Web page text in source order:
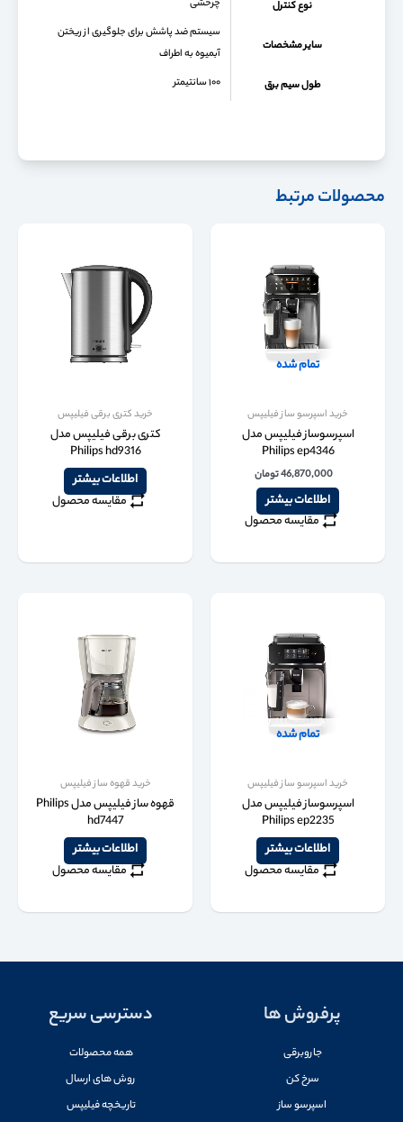
نوع کنترل چرخشی
سایر مشخصات
سیستم ضد پاشش برای جلوگیری از ریختن
آبمیوه به اطراف
طول سیم برق
۱۰۰ سانتیمتر
محصولات مرتبط
تمام شده
خرید اسپرسو ساز فیلیپس
اسپرسوساز فیلیپس مدل
Philips ep4346
46,870,000تومان
اطلاعات بیشتر
مقایسه محصول
خرید کتری برقی فیلیپس
کتری برقی فیلیپس مدل
Philips hd9316
اطلاعات بیشتر
مقایسه محصول
تمام شده
خرید اسپرسو ساز فیلیپس
اسپرسوساز فیلیپس مدل
Philips ep2235
اطلاعات بیشتر
مقایسه محصول
خرید قهوه ساز فیلیپس
قهوه ساز فیلیپس مدل Philips
hd7447
اطلاعات بیشتر
مقایسه محصول
پرفروش ها
جاروبرقی
سرخ کن
اسپرسو ساز
دسترسی سریع
همه محصولات
روش های ارسال
تاریخچه فیلیپس